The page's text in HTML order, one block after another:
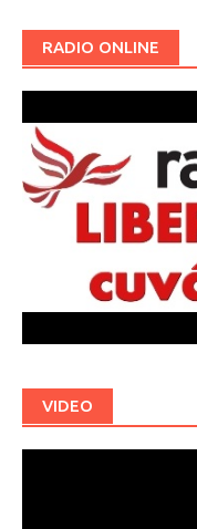
RADIO ONLINE
VIDEO